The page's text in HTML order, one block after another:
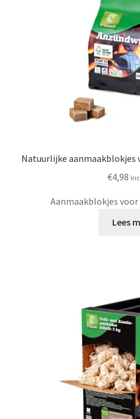
Natuurlijke aanmaakblokjes
€4,98
Aanmaakblokjes voor
Lees